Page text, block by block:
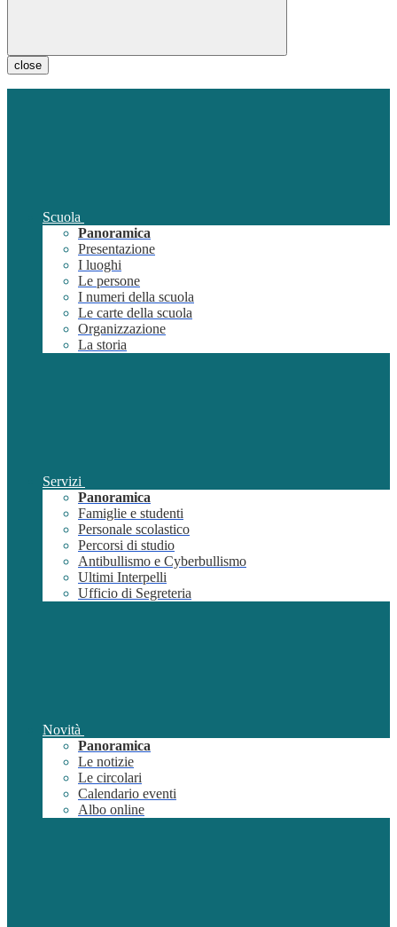
close
Scuola
Panoramica
Presentazione
I luoghi
Le persone
I numeri della scuola
Le carte della scuola
Organizzazione
La storia
Servizi
Panoramica
Famiglie e studenti
Personale scolastico
Percorsi di studio
Antibullismo e Cyberbullismo
Ultimi Interpelli
Ufficio di Segreteria
Novità
Panoramica
Le notizie
Le circolari
Calendario eventi
Albo online